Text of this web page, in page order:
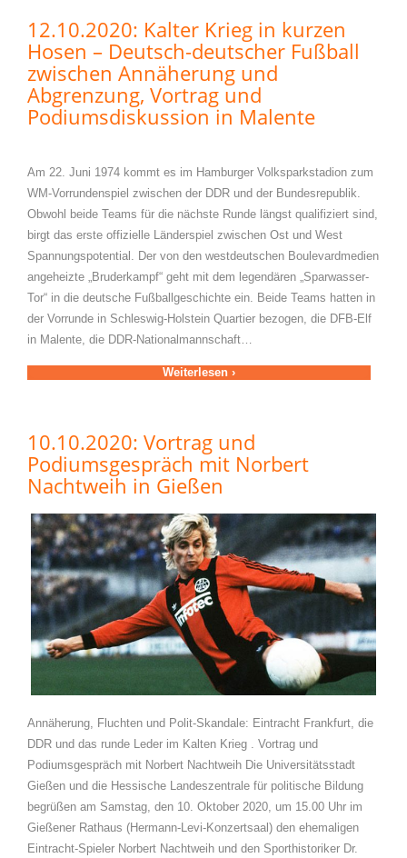
12.10.2020: Kalter Krieg in kurzen
Hosen – Deutsch-deutscher Fußball
zwischen Annäherung und
Abgrenzung, Vortrag und
Podiumsdiskussion in Malente
Am 22. Juni 1974 kommt es im Hamburger Volksparkstadion zum
WM-Vorrundenspiel zwischen der DDR und der Bundesrepublik.
Obwohl beide Teams für die nächste Runde längst qualifiziert sind,
birgt das erste offizielle Länderspiel zwischen Ost und West
Spannungspotential. Der von den westdeutschen Boulevardmedien
angeheizte „Bruderkampf“ geht mit dem legendären „Sparwasser-
Tor“ in die deutsche Fußballgeschichte ein. Beide Teams hatten in
der Vorrunde in Schleswig-Holstein Quartier bezogen, die DFB-Elf
in Malente, die DDR-Nationalmannschaft…
Weiterlesen ›
10.10.2020: Vortrag und
Podiumsgespräch mit Norbert
Nachtweih in Gießen
Annäherung, Fluchten und Polit-Skandale: Eintracht Frankfurt, die
DDR und das runde Leder im Kalten Krieg . Vortrag und
Podiumsgespräch mit Norbert Nachtweih Die Universitätsstadt
Gießen und die Hessische Landeszentrale für politische Bildung
begrüßen am Samstag, den 10. Oktober 2020, um 15.00 Uhr im
Gießener Rathaus (Hermann-Levi-Konzertsaal) den ehemaligen
Eintracht-Spieler Norbert Nachtweih und den Sporthistoriker Dr.